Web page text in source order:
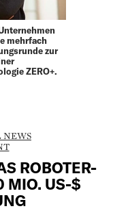
mehrfach
zur
ZERO+.
NEWS
ROBOTER-
MIO. US-$